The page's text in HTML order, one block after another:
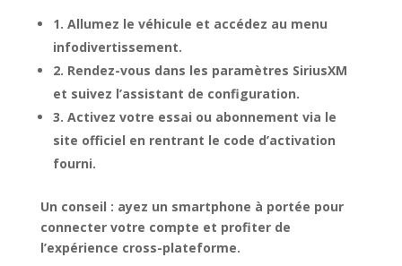
1. Allumez le véhicule et accédez au menu
infodivertissement.
2. Rendez-vous dans les paramètres SiriusXM
et suivez l’assistant de configuration.
3. Activez votre essai ou abonnement via le
site officiel en rentrant le code d’activation
fourni.
Un conseil : ayez un smartphone à portée pour
connecter votre compte et profiter de
l’expérience cross-plateforme.